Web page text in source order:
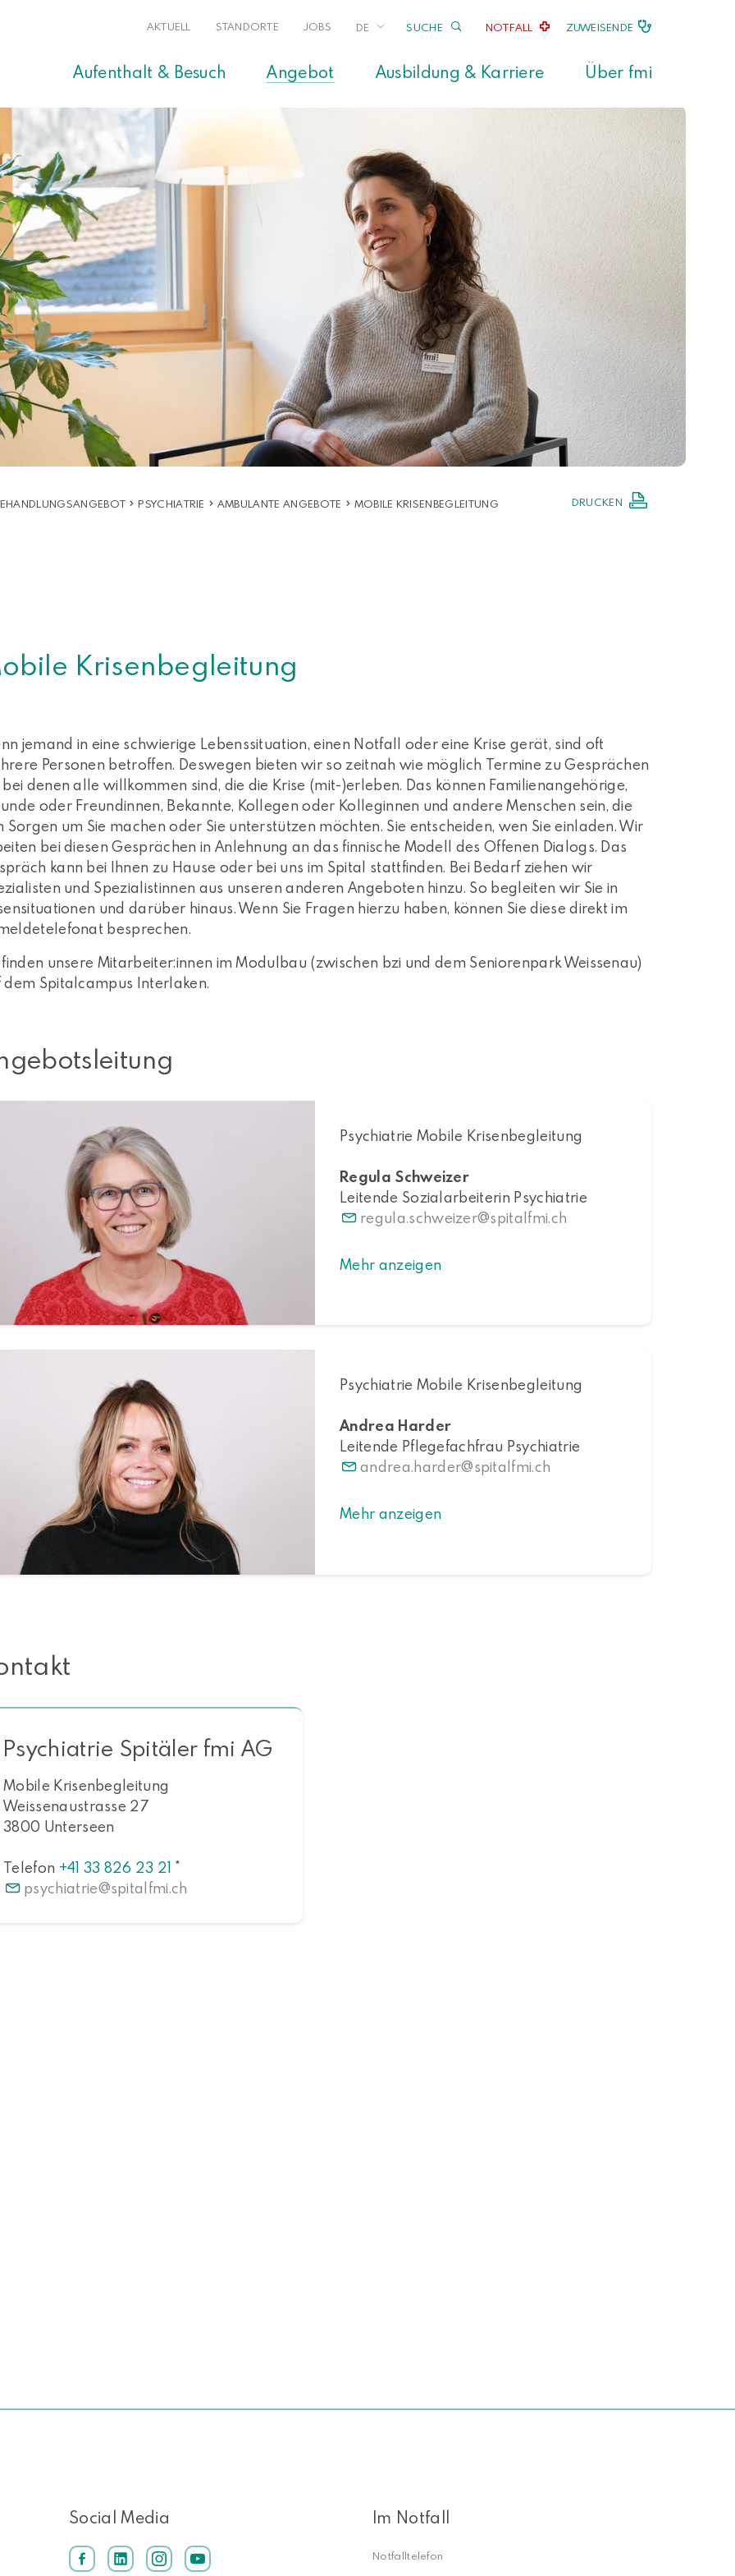
AKTUELL STANDORTE JOBS DE SUCHE NOTFALL ZUWEISENDE
Aufenthalt & Besuch Angebot Ausbildung & Karriere Über fmi
PSYCHIATRIE AMBULANTE ANGEBOTE MOBILE KRISENBEGLEITUNG DRUCKEN
Krisenbegleitung
jemand in eine schwierige Lebenssituation, einen Notfall oder eine Krise gerät, sind oft
Personen betroffen. Deswegen bieten wir so zeitnah wie möglich Termine zu Gesprächen
bei denen alle willkommen sind, die die Krise (mit-)erleben. Das können Familienangehörige,
oder Freundinnen, Bekannte, Kollegen oder Kolleginnen und andere Menschen sein, die
Sorgen um Sie machen oder Sie unterstützen möchten. Sie entscheiden, wen Sie einladen. Wir
bei diesen Gesprächen in Anlehnung an das finnische Modell des Offenen Dialogs. Das
kann bei Ihnen zu Hause oder bei uns im Spital stattfinden. Bei Bedarf ziehen wir
und Spezialistinnen aus unseren anderen Angeboten hinzu. So begleiten wir Sie in
und darüber hinaus. Wenn Sie Fragen hierzu haben, können Sie diese direkt im
besprechen.
finden unsere Mitarbeiter:innen im Modulbau (zwischen bzi und dem Seniorenpark Weissenau)
dem Spitalcampus Interlaken.
Psychiatrie Mobile Krisenbegleitung
Regula Schweizer
Leitende Sozialarbeiterin Psychiatrie
regula.schweizer
spitalfmi.ch
Mehr anzeigen
Psychiatrie Mobile Krisenbegleitung
Andrea Harder
Leitende Pflegefachfrau Psychiatrie
andrea.harder
spitalfmi.ch
Mehr anzeigen
Psychiatrie Spitäler fmi AG
Mobile Krisenbegleitung
Weissenaustrasse 27
3800 Unterseen
Telefon +41 33 826 23 21 *
psychiatrie
spitalfmi.ch
Social Media Im Notfall
Notfalltelefon